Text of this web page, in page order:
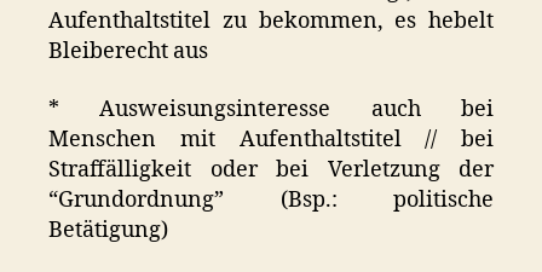
Aufenthaltstitel zu bekommen, es hebelt
Bleiberecht aus
* Ausweisungsinteresse auch bei
Menschen mit Aufenthaltstitel // bei
Straffälligkeit oder bei Verletzung der
“Grundordnung” (Bsp.: politische
Betätigung)